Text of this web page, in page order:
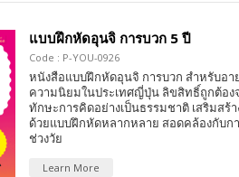
แบบฝึกหัดอุนจิ การบวก 5 ปี
Code : P-YOU-0926
หนังสือแบบฝึกหัดอุนจิ การบวก สำหรับอา
ความนิยมในประเทศญี่ปุ่น ลิขสิทธิ์ถูกต้อ
ทักษะการคิดอย่างเป็นธรรมชาติ เสริมสร้
ด้วยแบบฝึกหัดหลากหลาย สอดคล้องกับก
ช่วงวัย
Learn More